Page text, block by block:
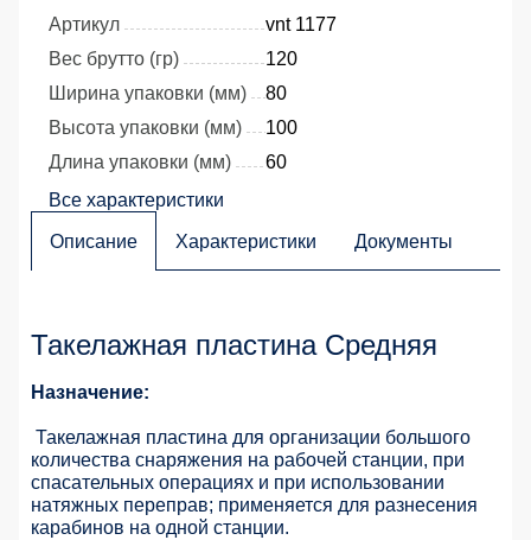
Артикул
vnt 1177
Вес брутто (гр)
120
Ширина упаковки (мм)
80
Высота упаковки (мм)
100
Длина упаковки (мм)
60
Все характеристики
Описание Характеристики Документы
Такелажная пластина Средняя
Назначение:
Такелажная пластина для организации большого
количества снаряжения на рабочей станции, при
спасательных операциях и при использовании
натяжных переправ; применяется для разнесения
карабинов на одной станции.